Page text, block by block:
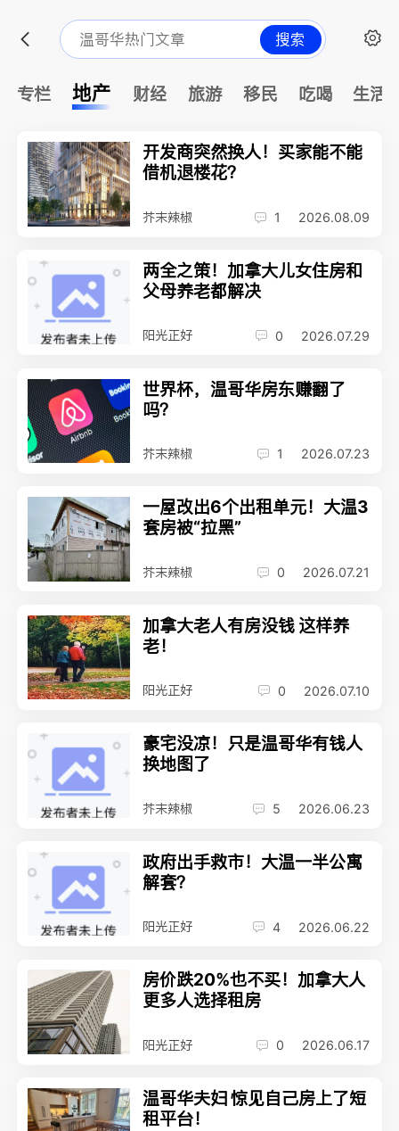
搜索
专栏 地产 财经 旅游 移民 吃喝 生活
开发商突然换人！买家能不能
借机退楼花？
芥末辣椒 1 2026.08.09
两全之策！加拿大儿女住房和
父母养老都解决
阳光正好 0 2026.07.29
世界杯，温哥华房东赚翻了
吗？
芥末辣椒 1 2026.07.23
一屋改出6个出租单元！大温3
套房被“拉黑”
芥末辣椒 0 2026.07.21
加拿大老人有房没钱 这样养
老！
阳光正好 0 2026.07.10
豪宅没凉！只是温哥华有钱人
换地图了
芥末辣椒 5 2026.06.23
政府出手救市！大温一半公寓
解套？
阳光正好 4 2026.06.22
房价跌20%也不买！加拿大人
更多人选择租房
阳光正好 0 2026.06.17
温哥华夫妇 惊见自己房上了短
租平台！